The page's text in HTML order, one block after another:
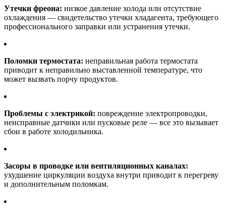
Утечки фреона: низкое давление холода или отсутствие
охлаждения — свидетельство утечки хладагента, требующего
профессионального заправки или устранения утечки.
Поломки термостата: неправильная работа термостата
приводит к неправильно выставленной температуре, что
может вызвать порчу продуктов.
Проблемы с электрикой: повреждение электропроводки,
неисправные датчики или пусковые реле — все это вызывает
сбои в работе холодильника.
Засоры в проводке или вентиляционных каналах:
ухудшение циркуляции воздуха внутри приводит к перегреву
и дополнительным поломкам.